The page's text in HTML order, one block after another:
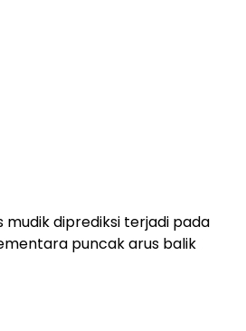
mudik diprediksi terjadi pada
puncak arus balik